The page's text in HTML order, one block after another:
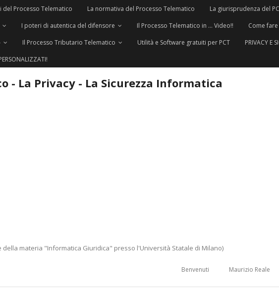
del Processo Telematico La normativa del Processo Telematico
La giurisprudenza del
I poteri di autentica del difensore Il Processo Telematico in … Video!!
Come
Il Processo Tributario Telematico Utilità e Software gratuiti per PCT
PRIVACY E
- La Privacy - La Sicurezza Informatica
della materia "Informatica Giuridica" presso l'Università Statale di Milano)
Benvenuti Maurizio Reale